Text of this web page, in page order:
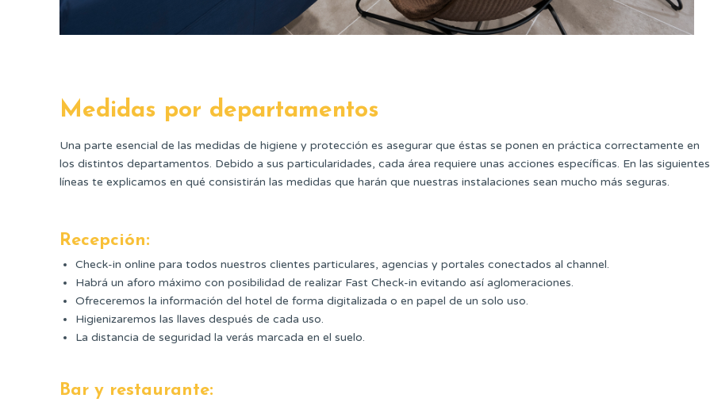
Medidas por departamentos
Una parte esencial de las medidas de higiene y protección es asegurar que éstas se ponen en práctica correctamente en
los distintos departamentos. Debido a sus particularidades, cada área requiere unas acciones específicas. En las siguientes
líneas te explicamos en qué consistirán las medidas que harán que nuestras instalaciones sean mucho más seguras.
Recepción:
Check-in online para todos nuestros clientes particulares, agencias y portales conectados al channel.
Habrá un aforo máximo con posibilidad de realizar Fast Check-in evitando así aglomeraciones.
Ofreceremos la información del hotel de forma digitalizada o en papel de un solo uso.
Higienizaremos las llaves después de cada uso.
La distancia de seguridad la verás marcada en el suelo.
Bar y restaurante: